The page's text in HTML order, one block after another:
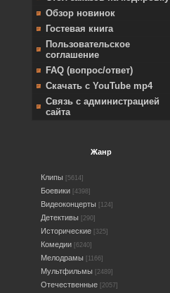
Обзор новинок
Гостевая книга
Пользовательское
соглашение
FAQ (вопрос/ответ)
Скачать с YouTube mp4
Связь с администрацией
сайта
Жанр
Клипы [5614]
Боевики [4398]
Видеоконцерты [124]
Детективы [290]
Исторические [325]
Комедии [6240]
Мелодрамы [1166]
Мультфильмы [2489]
Отечественные [2057]